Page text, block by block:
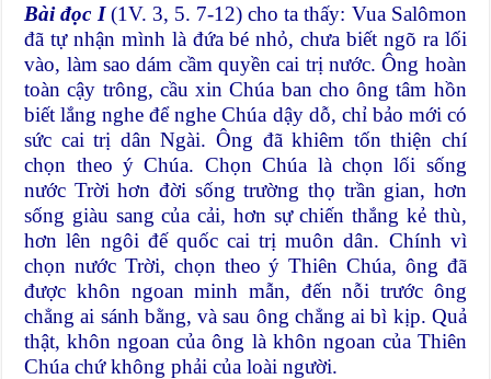
Bài đọc I(1V. 3, 5. 7-12) cho ta thấy: Vua Salômon
đã tự nhận mình là đứa bé nhỏ, chưa biết ngõ ra lối
vào, làm sao dám cầm quyền cai trị nước. Ông hoàn
toàn cậy trông, cầu xin Chúa ban cho ông tâm hồn
biết lắng nghe để nghe Chúa dậy dỗ, chỉ bảo mới có
sức cai trị dân Ngài. Ông đã khiêm tốn thiện chí
chọn theo ý Chúa. Chọn Chúa là chọn lối sống
nước Trời hơn đời sống trường thọ trần gian, hơn
sống giàu sang của cải, hơn sự chiến thắng kẻ thù,
hơn lên ngôi đế quốc cai trị muôn dân. Chính vì
chọn nước Trời, chọn theo ý Thiên Chúa, ông đã
được khôn ngoan minh mẫn, đến nỗi trước ông
chẳng ai sánh bằng, và sau ông chẳng ai bì kịp. Quả
thật, khôn ngoan của ông là khôn ngoan của Thiên
Chúa chứ không phải của loài người.